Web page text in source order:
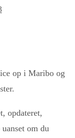
op i Maribo og
opdateret,
om du